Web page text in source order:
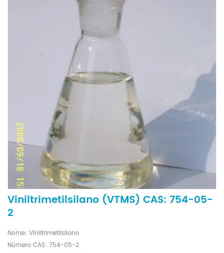
Viniltrimetilsilano (VTMS) CAS: 754-05-
2
Nome: Viniltrimetilsilano
Número CAS: 754-05-2